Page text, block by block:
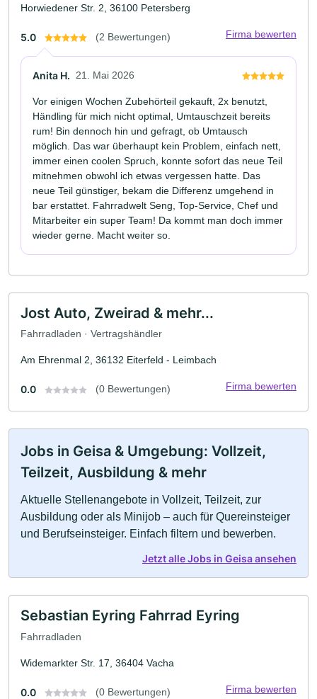
Horwiedener Str. 2, 36100 Petersberg
5.0 (2 Bewertungen) Firma bewerten
Anita H. 21. Mai 2026
Vor einigen Wochen Zubehörteil gekauft, 2x benutzt,
Händling für mich nicht optimal, Umtauschzeit bereits
rum! Bin dennoch hin und gefragt, ob Umtausch
möglich. Das war überhaupt kein Problem, einfach nett,
immer einen coolen Spruch, konnte sofort das neue Teil
mitnehmen obwohl ich etwas vergessen hatte. Das
neue Teil günstiger, bekam die Differenz umgehend in
bar erstattet. Fahrradwelt Seng, Top-Service, Chef und
Mitarbeiter ein super Team! Da kommt man doch immer
wieder gerne. Macht weiter so.
Jost Auto, Zweirad & mehr...
Fahrradladen · Vertragshändler
Am Ehrenmal 2, 36132 Eiterfeld - Leimbach
0.0 (0 Bewertungen) Firma bewerten
Jobs in Geisa & Umgebung: Vollzeit,
Teilzeit, Ausbildung & mehr
Aktuelle Stellenangebote in Vollzeit, Teilzeit, zur
Ausbildung oder als Minijob – auch für Quereinsteiger
und Berufseinsteiger. Einfach filtern und bewerben.
Jetzt alle Jobs in Geisa ansehen
Sebastian Eyring Fahrrad Eyring
Fahrradladen
Widemarkter Str. 17, 36404 Vacha
0.0 (0 Bewertungen) Firma bewerten